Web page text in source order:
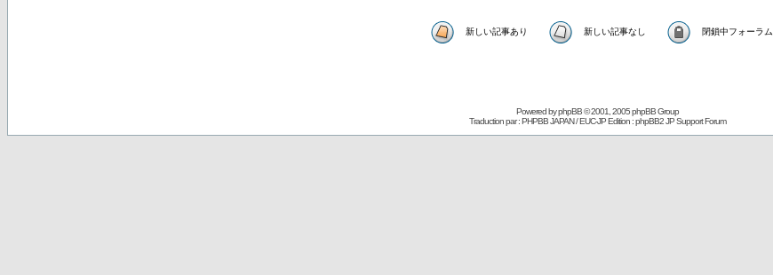
新しい記事あり 新しい記事なし 閉鎖中フォーラム
Powered byphpBB© 2001, 2005 phpBB Group
Traduction par : PHPBB JAPAN / EUC-JP Edition :phpBB2 JP Support Forum